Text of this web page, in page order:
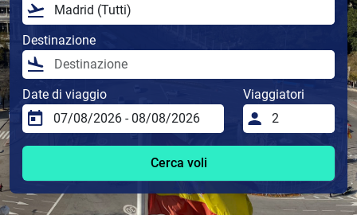
Destinazione
Date di viaggio Viaggiatori
Cerca voli